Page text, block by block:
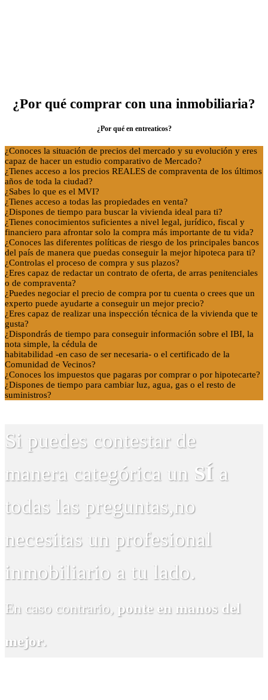
¿Por qué comprar con una inmobiliaria?
¿Por qué en entreaticos?
¿Conoces la situación de precios del mercado y su evolución y eres
capaz de hacer un estudio comparativo de Mercado?
¿Tienes acceso a los precios REALES de compraventa de los últimos
años de toda la ciudad?
¿Sabes lo que es el MVI?
¿Tienes acceso a todas las propiedades en venta?
¿Dispones de tiempo para buscar la vivienda ideal para ti?
¿Tienes conocimientos suficientes a nivel legal, jurídico, fiscal y
financiero para afrontar solo la compra más importante de tu vida?
¿Conoces las diferentes políticas de riesgo de los principales bancos
del país de manera que puedas conseguir la mejor hipoteca para ti?
¿Controlas el proceso de compra y sus plazos?
¿Eres capaz de redactar un contrato de oferta, de arras penitenciales
o de compraventa?
¿Puedes negociar el precio de compra por tu cuenta o crees que un
experto puede ayudarte a conseguir un mejor precio?
¿Eres capaz de realizar una inspección técnica de la vivienda que te
gusta?
¿Dispondrás de tiempo para conseguir información sobre el IBI, la
nota simple, la cédula de
habitabilidad -en caso de ser necesaria- o el certificado de la
Comunidad de Vecinos?
¿Conoces los impuestos que pagaras por comprar o por hipotecarte?
¿Dispones de tiempo para cambiar luz, agua, gas o el resto de
suministros?
Si puedes contestar de
manera categórica un SÍ a
todas las preguntas,no
necesitas un profesional
inmobiliario a tu lado.
En caso contrario, ponte en manos del
mejor.